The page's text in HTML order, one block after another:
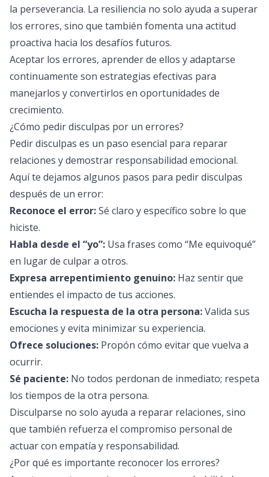
la perseverancia. La resiliencia no solo ayuda a superar
los errores, sino que también fomenta una actitud
proactiva hacia los desafíos futuros.
Aceptar los errores, aprender de ellos y adaptarse
continuamente son estrategias efectivas para
manejarlos y convertirlos en oportunidades de
crecimiento.
¿Cómo pedir disculpas por un errores?
Pedir disculpas es un paso esencial para reparar
relaciones y demostrar responsabilidad emocional.
Aquí te dejamos algunos pasos para pedir disculpas
después de un error:
Reconoce el error:Sé claro y específico sobre lo que
hiciste.
Habla desde el “yo”: Usa frases como “Me equivoqué”
en lugar de culpar a otros.
Expresa arrepentimiento genuino: Haz sentir que
entiendes el impacto de tus acciones.
Escucha la respuesta de la otra persona:Valida sus
emociones y evita minimizar su experiencia.
Ofrece soluciones: Propón cómo evitar que vuelva a
ocurrir.
Sé paciente: No todos perdonan de inmediato; respeta
los tiempos de la otra persona.
Disculparse no solo ayuda a reparar relaciones, sino
que también refuerza el compromiso personal de
actuar con empatía y responsabilidad.
¿Por qué es importante reconocer los errores?